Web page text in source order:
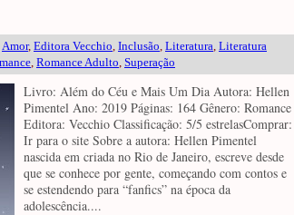
Amor, Editora Vecchio Inclusão Literatura Literatura
Romance Adulto Superação
Livro: Além do Céu e Mais Um Dia Autora: Hellen
Pimentel Ano: 2019 Páginas: 164 Gênero: Romance
Editora: Vecchio Classificação: 5/5 estrelasComprar:
Ir para o site Sobre a autora: Hellen Pimentel
nascida em criada no Rio de Janeiro, escreve desde
que se conhece por gente, começando com contos e
se estendendo para “fanfics” na época da
adolescência....